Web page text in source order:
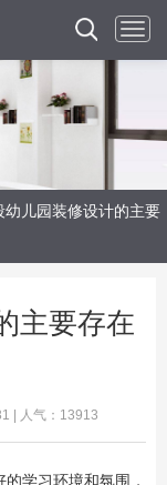
幼儿园装修设计的主要
主要存在
| 人气：13913
学习环境和氛围，